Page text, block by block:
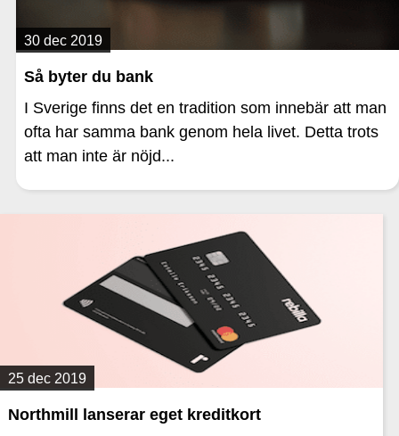
30 dec 2019
Så byter du bank
I Sverige finns det en tradition som innebär att man
ofta har samma bank genom hela livet. Detta trots
att man inte är nöjd...
25 dec 2019
Northmill lanserar eget kreditkort